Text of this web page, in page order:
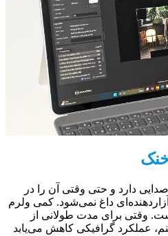
خنک
دارد و حتی وقتی آن را در
داغ نمی‌شود. کمی ولرم
وقتی برای مدت طولانی از
عملکرد گرافیکی کاهش می‌یابد